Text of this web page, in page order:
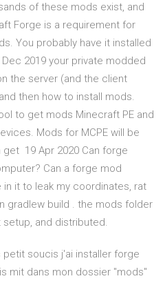
of these mods exist, and
Forge is a requirement for
You probably have it installed
2019 your private modded
the server (and the client
then how to install mods.
to get mods Minecraft PE and
Mods for MCPE will be
19 Apr 2020 Can forge
Can a forge mod
it to leak my coordinates, rat
gradlew build . the mods folder
and distributed.
petit soucis j'ai installer forge
mit dans mon dossier ''mods''